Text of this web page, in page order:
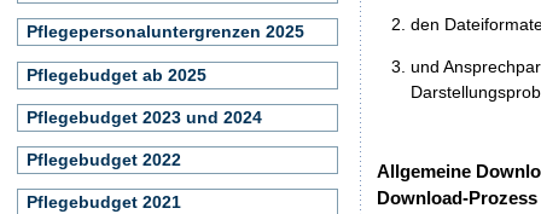
den
und
Allgemeine
Download-Prozess
Pflegepersonaluntergrenzen 2025
Pflegebudget ab 2025
Pflegebudget 2023 und 2024
Pflegebudget 2022
Pflegebudget 2021